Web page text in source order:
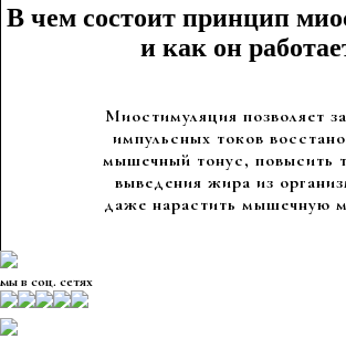
В чем состоит принцип
и как он
Миостимуляция позволяет
импульсных токов
мышечный тонус, повысить
выведения жира из
даже нарастить мышечную
мы в соц. сетях